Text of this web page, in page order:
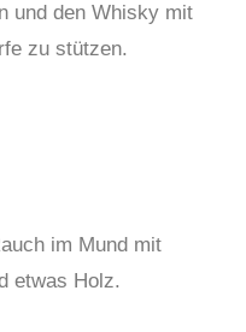
und den Whisky mit
zu stützen.
im Mund mit
etwas Holz.